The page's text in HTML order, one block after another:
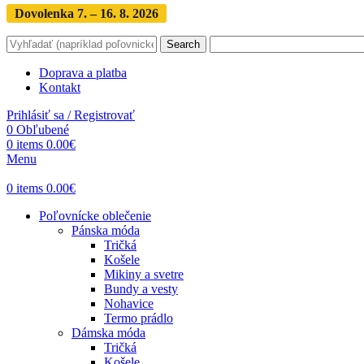
Dovolenka 7. – 16. 8. 2026
Search
Doprava a platba
Kontakt
Prihlásiť sa / Registrovať
0 Obľubené
0 items 0.00€
Menu
0 items 0.00€
Poľovnícke oblečenie
Pánska móda
Tričká
Košele
Mikiny a svetre
Bundy a vesty
Nohavice
Termo prádlo
Dámska móda
Tričká